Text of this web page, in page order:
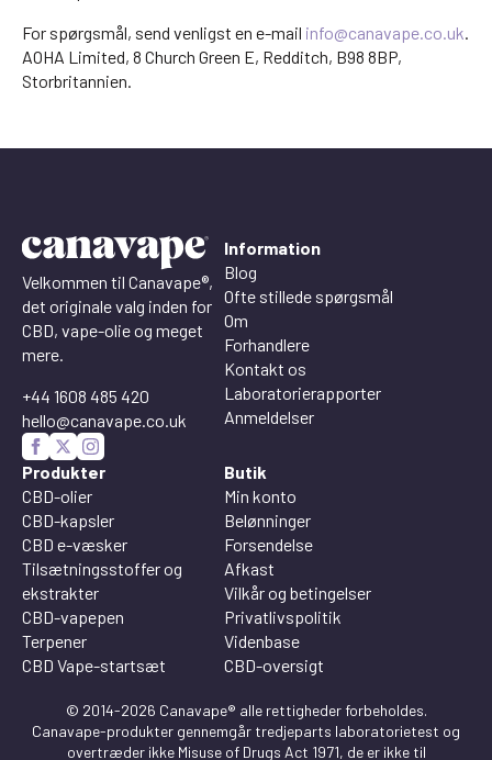
For spørgsmål, send venligst en e-mail info@canavape.co.uk.
AOHA Limited, 8 Church Green E, Redditch, B98 8BP,
Storbritannien.
Velkommen til Canavape®,
det originale valg inden for
CBD, vape-olie og meget
mere.
+44 1608 485 420
hello@canavape.co.uk
Information
Blog
Ofte stillede spørgsmål
Om
Forhandlere
Kontakt os
Laboratorierapporter
Anmeldelser
Produkter
CBD-olier
CBD-kapsler
CBD e-væsker
Tilsætningsstoffer og
ekstrakter
CBD-vapepen
Terpener
CBD Vape-startsæt
Butik
Min konto
Belønninger
Forsendelse
Afkast
Vilkår og betingelser
Privatlivspolitik
Videnbase
CBD-oversigt
© 2014-2026 Canavape® alle rettigheder forbeholdes.
Canavape-produkter gennemgår tredjeparts laboratorietest og
overtræder ikke Misuse of Drugs Act 1971, de er ikke til